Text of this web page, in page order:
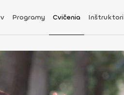
Programy Cvičenia Inštruktori